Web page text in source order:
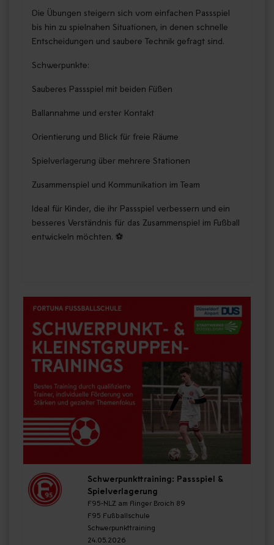
Die Übungen steigern sich vom einfachen Passspiel
bis hin zu spielnahen Situationen, in denen schnelle
Entscheidungen und saubere Technik gefragt sind.
Schwerpunkte:
Sauberes Passspiel mit beiden Füßen
Ballannahme und erster Kontakt
Orientierung und Blick für freie Räume
Spielverlagerung über mehrere Stationen
Zusammenspiel und Kommunikation im Team
Ideal für Kinder, die ihr Passspiel verbessern und ein
besseres Verständnis für das Zusammenspiel im Fußball
entwickeln möchten. ⚽
Schwerpunkttraining: Passspiel &
Spielverlagerung
F95-NLZ am Flinger Broich 89
F95 Fußballschule
Schwerpunkttraining
24.05.2026